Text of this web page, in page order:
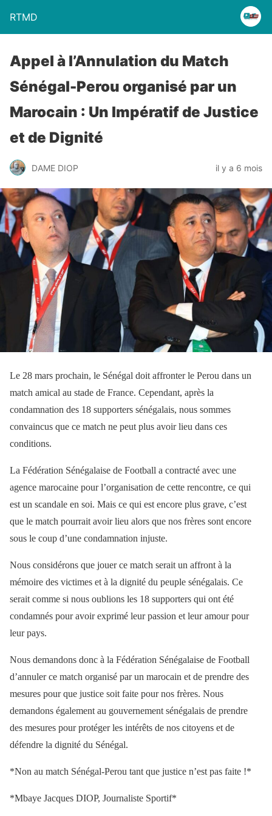
RTMD
Appel à l’Annulation du Match
Sénégal-Perou organisé par un
Marocain : Un Impératif de Justice
et de Dignité
DAME DIOP il y a 6 mois
Le 28 mars prochain, le Sénégal doit affronter le Perou dans un
match amical au stade de France. Cependant, après la
condamnation des 18 supporters sénégalais, nous sommes
convaincus que ce match ne peut plus avoir lieu dans ces
conditions.
La Fédération Sénégalaise de Football a contracté avec une
agence marocaine pour l’organisation de cette rencontre, ce qui
est un scandale en soi. Mais ce qui est encore plus grave, c’est
que le match pourrait avoir lieu alors que nos frères sont encore
sous le coup d’une condamnation injuste.
Nous considérons que jouer ce match serait un affront à la
mémoire des victimes et à la dignité du peuple sénégalais. Ce
serait comme si nous oublions les 18 supporters qui ont été
condamnés pour avoir exprimé leur passion et leur amour pour
leur pays.
Nous demandons donc à la Fédération Sénégalaise de Football
d’annuler ce match organisé par un marocain et de prendre des
mesures pour que justice soit faite pour nos frères. Nous
demandons également au gouvernement sénégalais de prendre
des mesures pour protéger les intérêts de nos citoyens et de
défendre la dignité du Sénégal.
*Non au match Sénégal-Perou tant que justice n’est pas faite !*
*Mbaye Jacques DIOP, Journaliste Sportif*